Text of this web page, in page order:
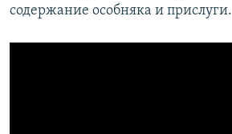
содержание особняка и прислуги.